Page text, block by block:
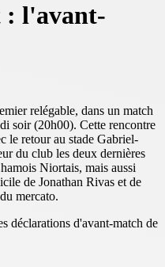
: l'avant-
relégable, dans un match
soir (20h00). Cette rencontre
le retour au stade Gabriel-
du club les deux dernières
Niortais, mais aussi
de Jonathan Rivas et de
mercato.
déclarations d'avant-match de